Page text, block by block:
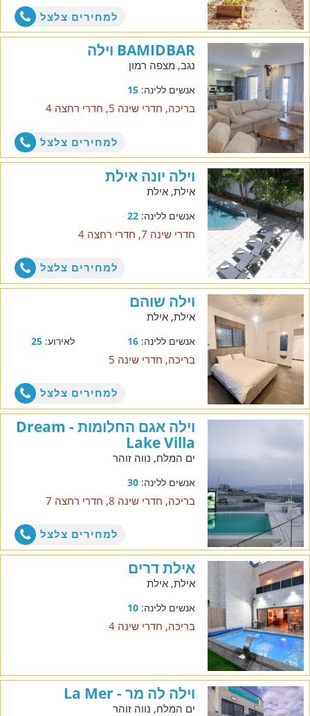
למחירים צלצל
BAMIDBAR וילה
נגב, מצפה רמון
אנשים ללינה:15
בריכה, חדרי שינה 5, חדרי רחצה 4
למחירים צלצל
וילה יונה אילת
אילת, אילת
אנשים ללינה:22
חדרי שינה 7, חדרי רחצה 4
למחירים צלצל
וילה שוהם
אילת, אילת
אנשים ללינה:16 לאירוע:25
בריכה, חדרי שינה 5
למחירים צלצל
וילה אגם החלומות - Dream
Lake Villa
ים המלח, נווה זוהר
אנשים ללינה:30
בריכה, חדרי שינה 8, חדרי רחצה 7
למחירים צלצל
אילת דרים
אילת, אילת
אנשים ללינה:10
בריכה, חדרי שינה 4
וילה לה מר - La Mer
ים המלח, נווה זוהר